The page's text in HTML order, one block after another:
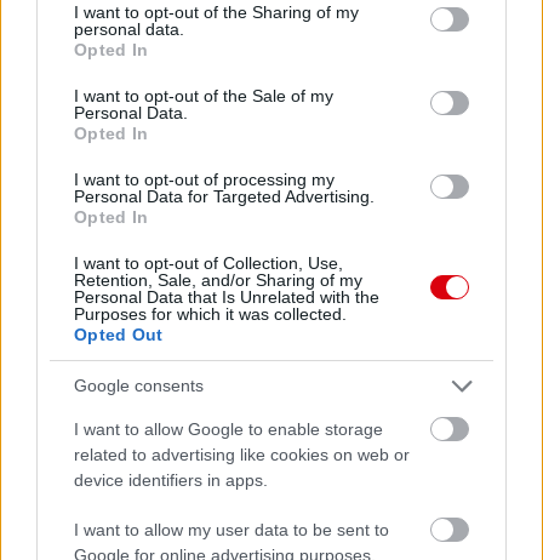
not limited to your visit or usage behaviour. You may click to
grant or deny consent to Google and its third-party tags to
use your data for below specified purposes in below Google
consent section.
I want to opt-out of the Sharing of my
personal data.
Opted In
I want to opt-out of the Sale of my
Personal Data.
Opted In
I want to opt-out of processing my
Personal Data for Targeted Advertising.
Opted In
I want to opt-out of Collection, Use,
Retention, Sale, and/or Sharing of my
Personal Data that Is Unrelated with the
Purposes for which it was collected.
Opted Out
Google consents
I want to allow Google to enable storage
related to advertising like cookies on web or
device identifiers in apps.
I want to allow my user data to be sent to
Google for online advertising purposes.
Meccs Center
Paris Saint-Germainvs